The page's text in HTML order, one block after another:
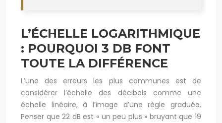
L’ÉCHELLE LOGARITHMIQUE
: POURQUOI 3 DB FONT
TOUTE LA DIFFÉRENCE
L’une des erreurs les plus communes est de
considérer l’échelle des décibels comme une
échelle linéaire, à l’image d’une règle graduée.
Penser que 22 dB est « un peu plus » bruyant que 19